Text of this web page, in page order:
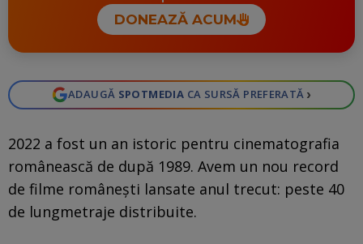
DONEAZĂ ACUM
ADAUGĂ SPOTMEDIA CA SURSĂ PREFERATĂ ›
2022 a fost un an istoric pentru cinematografia
românească de după 1989. Avem un nou record
de filme românești lansate anul trecut: peste 40
de lungmetraje distribuite.